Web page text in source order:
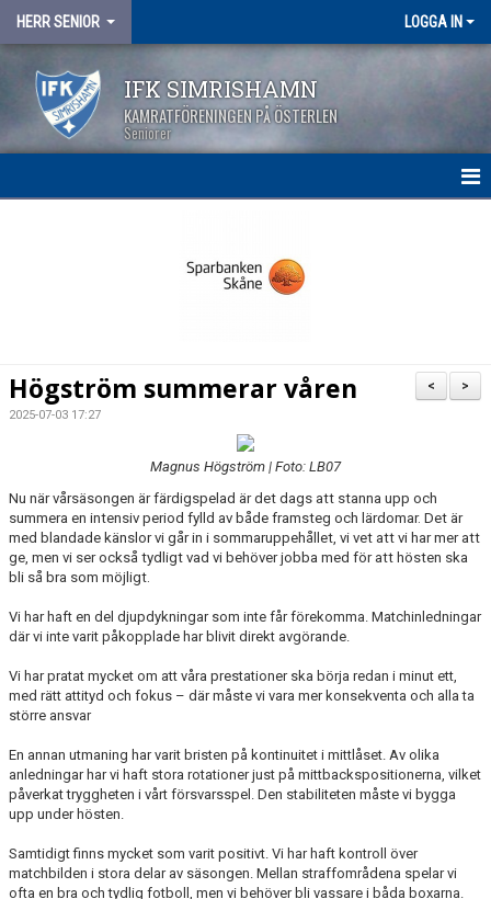
HERR SENIOR LOGGA IN
IFK SIMRISHAMN
KAMRATFÖRENINGEN PÅ ÖSTERLEN
Seniorer
TRUPPEN
DOKUMENT
>
<
Högström summerar våren
2025-07-03 17:27
Magnus Högström | Foto: LB07
Nu när vårsäsongen är färdigspelad är det dags att stanna upp och
summera en intensiv period fylld av både framsteg och lärdomar. Det är
med blandade känslor vi går in i sommaruppehållet, vi vet att vi har mer att
ge, men vi ser också tydligt vad vi behöver jobba med för att hösten ska
bli så bra som möjligt.
Vi har haft en del djupdykningar som inte får förekomma. Matchinledningar
där vi inte varit påkopplade har blivit direkt avgörande.
Vi har pratat mycket om att våra prestationer ska börja redan i minut ett,
med rätt attityd och fokus – där måste vi vara mer konsekventa och alla ta
större ansvar
En annan utmaning har varit bristen på kontinuitet i mittlåset. Av olika
anledningar har vi haft stora rotationer just på mittbackspositionerna, vilket
påverkat tryggheten i vårt försvarsspel. Den stabiliteten måste vi bygga
upp under hösten.
Samtidigt finns mycket som varit positivt. Vi har haft kontroll över
matchbilden i stora delar av säsongen. Mellan straffområdena spelar vi
ofta en bra och tydlig fotboll, men vi behöver bli vassare i båda boxarna.